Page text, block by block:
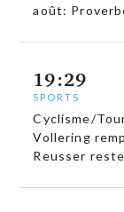
août:
19:29
SPORTS
Cyclisme/
Vollering
Reusser